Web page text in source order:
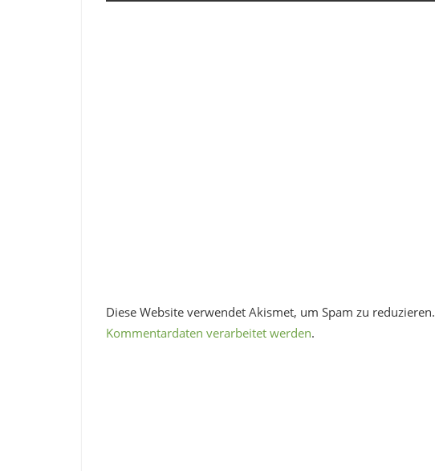
Diese Website verwendet Akismet, um Spam zu reduzieren.
Kommentardaten verarbeitet werden.